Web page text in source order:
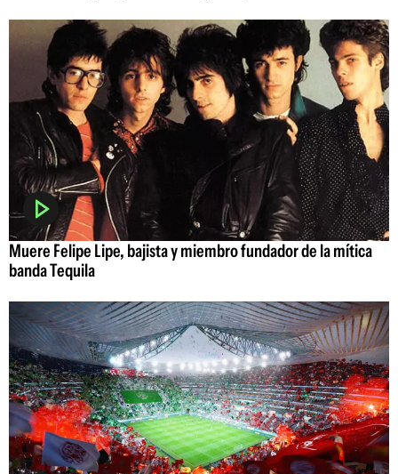
Muere Felipe Lipe, bajista y miembro fundador de la mítica
banda Tequila